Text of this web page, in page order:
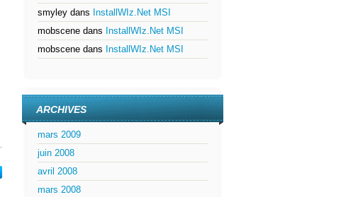
smyley dans InstallWIz.Net MSI
mobscene dans InstallWIz.Net MSI
mobscene dans InstallWIz.Net MSI
ARCHIVES
mars 2009
juin 2008
avril 2008
mars 2008